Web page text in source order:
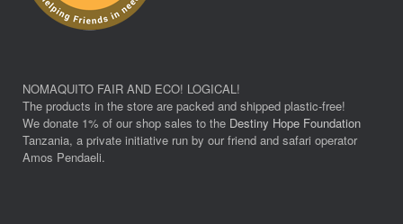
NOMAQUITO FAIR AND ECO! LOGICAL!
The products in the store are packed and shipped plastic-free!
We donate 1% of our shop sales to the Destiny Hope Foundation
Tanzania, a private initiative run by our friend and safari operator
Amos Pendaeli.